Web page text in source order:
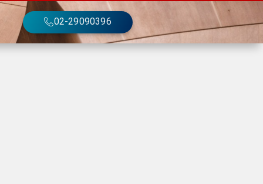
02-29090396